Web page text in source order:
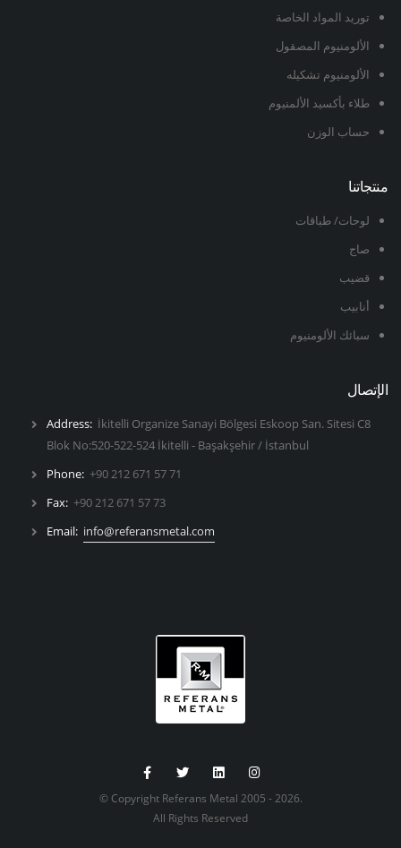
توريد المواد الخاصة
الألومنيوم المصقول
الألومنيوم تشكيله
طلاء بأكسيد الألمنيوم
حساب الوزن
منتجاتنا
لوحات/ طباقات
صاج
قضيب
أنابيب
سبائك الألومنيوم
الإتصال
Address: İkitelli Organize Sanayi Bölgesi Eskoop San. Sitesi C8
Blok No:520-522-524 İkitelli - Başakşehir / İstanbul
Phone: +90 212 671 57 71
Fax: +90 212 671 57 73
Email: info@referansmetal.com
© Copyright Referans Metal 2005 - 2026.
All Rights Reserved